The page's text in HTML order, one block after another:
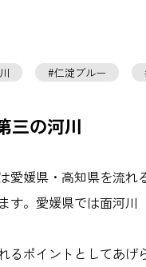
仁淀ブルー
三の河川
愛媛県・高知県を流れ
す。愛媛県では面河川
るポイントとしてあ